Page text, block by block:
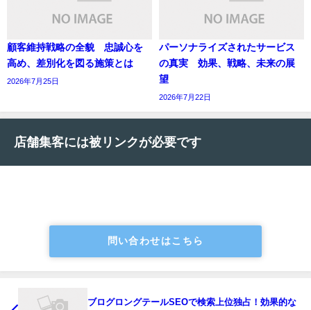
顧客維持戦略の全貌 忠誠心を
高め、差別化を図る施策とは
2026年7月25日
パーソナライズされたサービス
の真実 効果、戦略、未来の展
望
2026年7月22日
店舗集客には被リンクが必要です
問い合わせはこちら
ブログロングテールSEOで検索上位独占！効果的な